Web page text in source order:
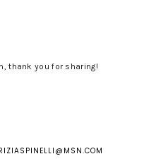
thank you for sharing!